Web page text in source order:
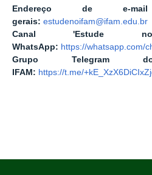
Endereço de e-
gerais: estudenoifam@ifam.edu.br
Canal 'Estude
WhatsApp: https://whatsapp.com/
Grupo Telegram
IFAM: https://t.me/